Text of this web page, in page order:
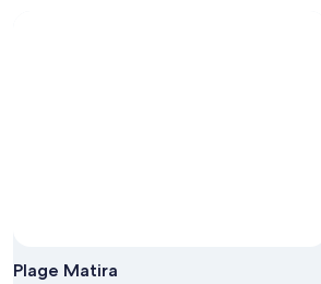
Plage Matira